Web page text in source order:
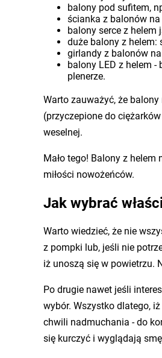
balony pod sufitem,
ścianka z balonów
balony serce z helem
duże balony z helem:
girlandy z balonów
balony LED z helem
plenerze.
Warto zauważyć, że
(przyczepione do
weselnej.
Mało tego! Balony z
miłości nowożeńców.
Jak wybrać
Warto wiedzieć, że nie
z pompki lub, jeśli nie
iż unoszą się w powietrzu.
Po drugie nawet jeśli
wybór. Wszystko dlatego,
chwili nadmuchania - do
się kurczyć i wyglądają